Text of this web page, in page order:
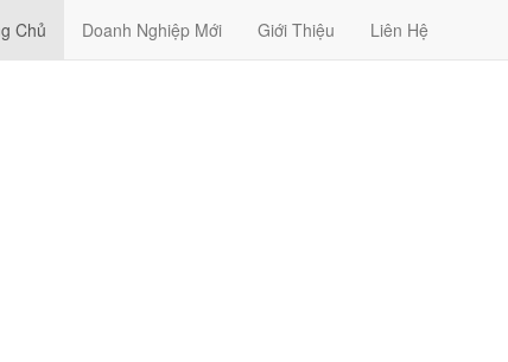
Chủ Doanh Nghiệp Mới Giới Thiệu Liên Hệ